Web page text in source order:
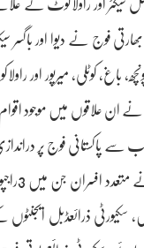
ہوا، سکیورٹی ذرائع 12 فروری 2025
باغ، کوٹلی، میرپور اور
نے ان علاقوں میں موجود
سے پاکستانی فوج پر
سکیورٹی ذرائعڈبل